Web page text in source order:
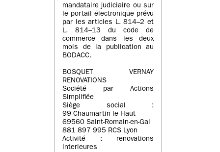
mandataire judiciaire ou sur
le portail électronique prévu
par les articles L. 814–2 et
L. 814–13 du code de
commerce dans les deux
mois de la publication au
BODACC.
BOSQUET VERNAY
RENOVATIONS
Société par Actions
Simplifiée
Siège social :
99 Chaumartin le Haut
69560 Saint-Romain-en-Gal
881 897 995 RCS Lyon
Activité : renovations
interieures